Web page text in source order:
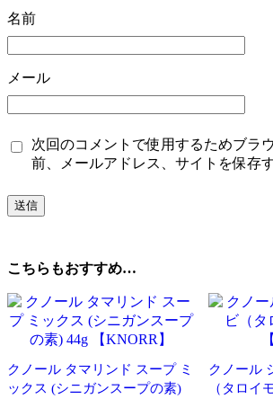
名前
メール
次回のコメントで使用するためブラ
前、メールアドレス、サイトを保存す
こちらもおすすめ…
クノール タマリンド スープ ミ
ックス (シニガンスープの素)
クノール
（タロイ